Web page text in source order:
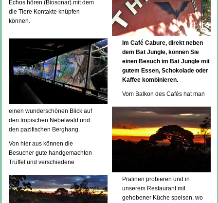
Echos hören (Biosonar) mit dem
die Tiere Kontakte knüpfen
können.
Im Café Cabure, direkt neben
dem Bat Jungle, können Sie
einen Besuch im Bat Jungle mit
gutem Essen, Schokolade oder
Kaffee kombinieren.
Vom Balkon des Cafés hat man
einen wunderschönen Blick auf
den tropischen Nebelwald und
den pazifischen Berghang.
Von hier aus können die
Besucher gute handgemachten
Trüffel und verschiedene
Pralinen probieren und in
unserem Restaurant mit
gehobener Küche speisen, wo